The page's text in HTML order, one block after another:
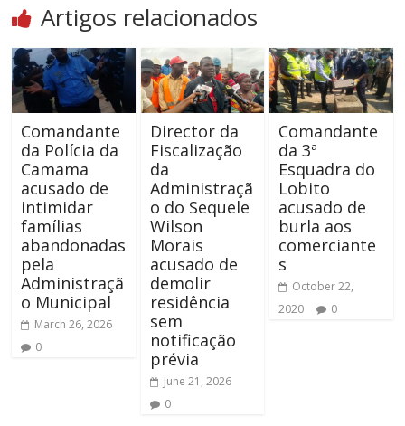
Artigos relacionados
Comandante
da Polícia da
Camama
acusado de
intimidar
famílias
abandonadas
pela
Administraçã
o Municipal
March 26, 2026
0
Director da
Fiscalização
da
Administraçã
o do Sequele
Wilson
Morais
acusado de
demolir
residência
sem
notificação
prévia
June 21, 2026
0
Comandante
da 3ª
Esquadra do
Lobito
acusado de
burla aos
comerciante
s
October 22,
2020
0